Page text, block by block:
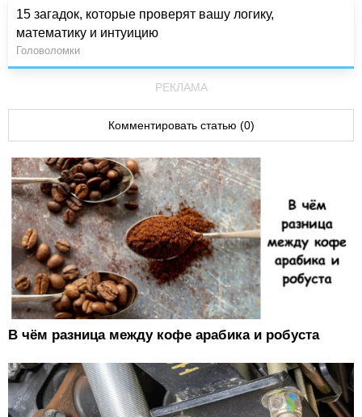
15 загадок, которые проверят вашу логику,
математику и интуицию
Головоломки
РЕКЛАМА
Комментировать статью (0)
В чём разница между кофе арабика и робуста